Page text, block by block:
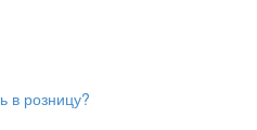
в розницу?